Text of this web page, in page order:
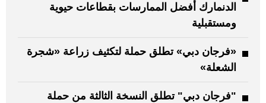
الدنمارك أفضل الممارسات بقطاعات حيوية
ومستقبلية
«فرجان دبي» تطلق حملة لتكثيف زراعة «شجرة
الشعلة»
"فرجان دبي" تطلق النسخة الثالثة من حملة